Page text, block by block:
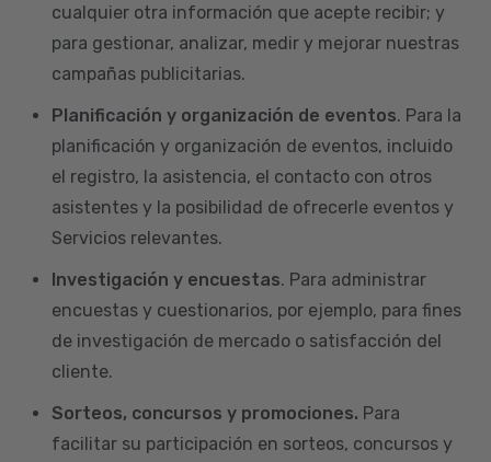
cualquier otra información que acepte recibir; y
para gestionar, analizar, medir y mejorar nuestras
campañas publicitarias.
Planificación y organización de eventos. Para la
planificación y organización de eventos, incluido
el registro, la asistencia, el contacto con otros
asistentes y la posibilidad de ofrecerle eventos y
Servicios relevantes.
Investigación y encuestas. Para administrar
encuestas y cuestionarios, por ejemplo, para fines
de investigación de mercado o satisfacción del
cliente.
Sorteos, concursos y promociones. Para
facilitar su participación en sorteos, concursos y